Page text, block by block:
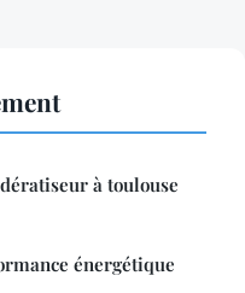
à toulouse
énergétique